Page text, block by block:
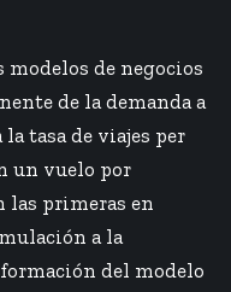
modelos de negocios
de la demanda a
tasa de viajes per
un vuelo por
las primeras en
a la
del modelo